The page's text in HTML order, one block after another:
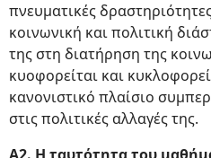
πνευματικές
κοινωνική και πολιτική
της στη διατήρηση της
κυοφορείται και
κανονιστικό πλαίσιο
στις πολιτικές αλλαγές της.